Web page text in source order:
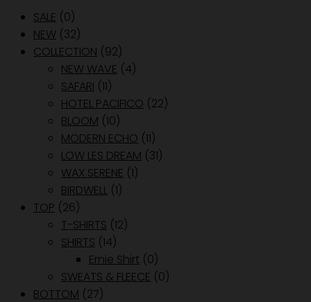
SALE (0)
NEW (32)
COLLECTION (92)
NEW WAVE (4)
SAFARI (11)
HOTEL PACIFICO (22)
BLOOM (10)
MODERN ECHO (11)
LOW LES DREAM (31)
WAX SERENE (1)
BIRDWELL (1)
TOP (26)
T-SHIRTS (12)
SHIRTS (14)
Ernie Shirt (0)
SWEATS & FLEECE (0)
BOTTOM (27)